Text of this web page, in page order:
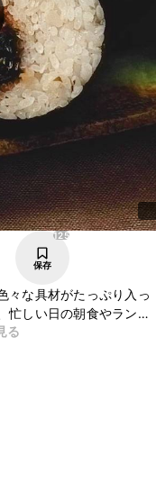
125
保存
々な具材がたっぷり入っ
忙しい日の朝食やランチ
を入れてお作りいただけ
る